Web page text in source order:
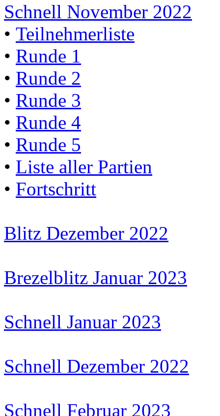
Schnell November 2022
• Teilnehmerliste
• Runde 1
• Runde 2
• Runde 3
• Runde 4
• Runde 5
• Liste aller Partien
• Fortschritt
Blitz Dezember 2022
Brezelblitz Januar 2023
Schnell Januar 2023
Schnell Dezember 2022
Schnell Februar 2023